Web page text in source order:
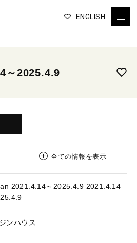
ENGLISH
～2025.4.9
全ての情報を表示
2021.4.14～2025.4.9 2021.4.14
ンハウス